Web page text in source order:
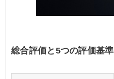
総合評価と5つの評価基準